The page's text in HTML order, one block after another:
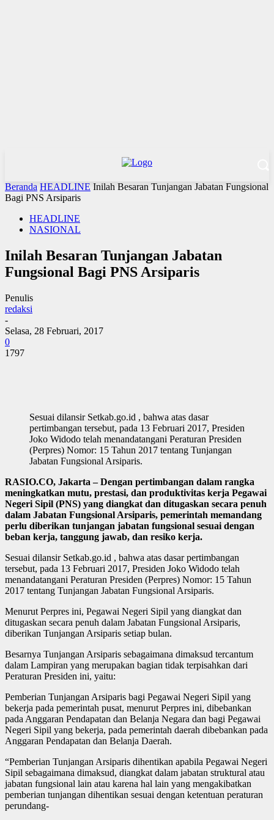
Beranda HEADLINE Inilah Besaran Tunjangan Jabatan Fungsional
Bagi PNS Arsiparis
HEADLINE
NASIONAL
Inilah Besaran Tunjangan Jabatan
Fungsional Bagi PNS Arsiparis
Penulis
redaksi
-
Selasa, 28 Februari, 2017
0
1797
Sesuai dilansir Setkab.go.id , bahwa atas dasar
pertimbangan tersebut, pada 13 Februari 2017, Presiden
Joko Widodo telah menandatangani Peraturan Presiden
(Perpres) Nomor: 15 Tahun 2017 tentang Tunjangan
Jabatan Fungsional Arsiparis.
RASIO.CO, Jakarta – Dengan pertimbangan dalam rangka
meningkatkan mutu, prestasi, dan produktivitas kerja Pegawai
Negeri Sipil (PNS) yang diangkat dan ditugaskan secara penuh
dalam Jabatan Fungsional Arsiparis, pemerintah memandang
perlu diberikan tunjangan jabatan fungsional sesuai dengan
beban kerja, tanggung jawab, dan resiko kerja.
Sesuai dilansir Setkab.go.id , bahwa atas dasar pertimbangan
tersebut, pada 13 Februari 2017, Presiden Joko Widodo telah
menandatangani Peraturan Presiden (Perpres) Nomor: 15 Tahun
2017 tentang Tunjangan Jabatan Fungsional Arsiparis.
Menurut Perpres ini, Pegawai Negeri Sipil yang diangkat dan
ditugaskan secara penuh dalam Jabatan Fungsional Arsiparis,
diberikan Tunjangan Arsiparis setiap bulan.
Besarnya Tunjangan Arsiparis sebagaimana dimaksud tercantum
dalam Lampiran yang merupakan bagian tidak terpisahkan dari
Peraturan Presiden ini, yaitu:
Pemberian Tunjangan Arsiparis bagi Pegawai Negeri Sipil yang
bekerja pada pemerintah pusat, menurut Perpres ini, dibebankan
pada Anggaran Pendapatan dan Belanja Negara dan bagi Pegawai
Negeri Sipil yang bekerja, pada pemerintah daerah dibebankan pada
Anggaran Pendapatan dan Belanja Daerah.
“Pemberian Tunjangan Arsiparis dihentikan apabila Pegawai Negeri
Sipil sebagaimana dimaksud, diangkat dalam jabatan struktural atau
jabatan fungsional lain atau karena hal lain yang mengakibatkan
pemberian tunjangan dihentikan sesuai dengan ketentuan peraturan
perundang-